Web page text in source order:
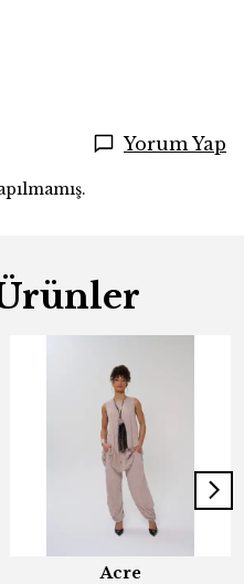
Yorum Yap
Acre